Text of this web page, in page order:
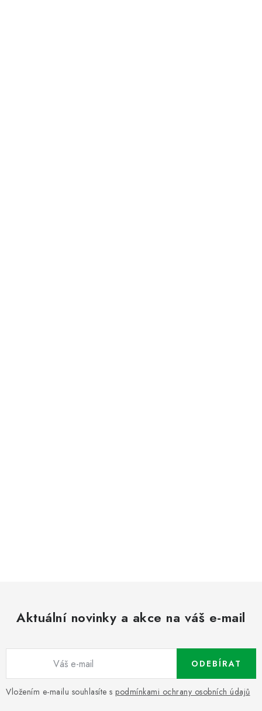
Aktuální novinky a akce na váš e-mail
Vložením e-mailu souhlasíte s podmínkami ochrany osobních údajů
ODEBÍRAT